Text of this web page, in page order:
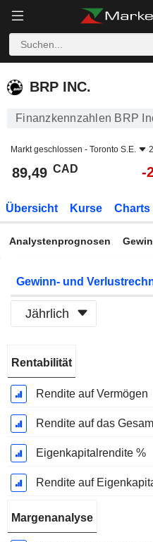
BRP INC.
BRP INC.
Finanzkennzahlen BRP
Markt geschlossen - Toronto S.E.
89,49 CAD -
Übersicht Kurse Charts
Analystenprognosen
Gewinn- und
Jährlich
Geschäftsjahres:
Rentabilität
Rendite auf Vermögen
Rendite auf das
Eigenkapitalrendite %
Rendite auf
Margenanalyse